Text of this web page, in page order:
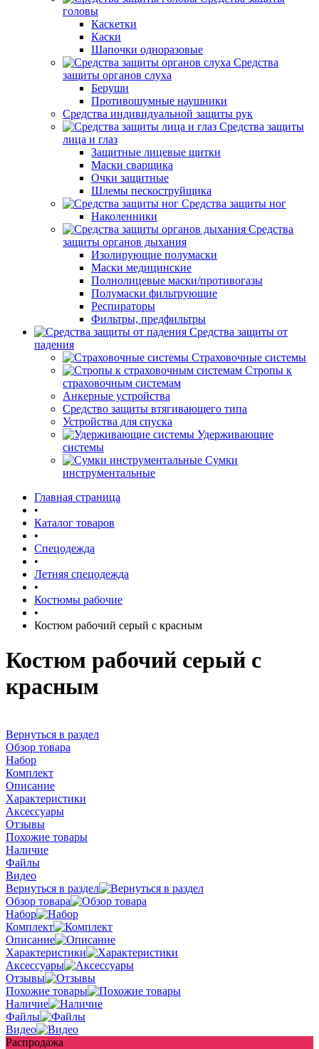
головы
Каскетки
Каски
Шапочки одноразовые
Средства
защиты органов слуха
Беруши
Противошумные наушники
Средства индивидуальной защиты рук
Средства защиты
лица и глаз
Защитные лицевые щитки
Маски сварщика
Очки защитные
Шлемы пескоструйщика
Средства защиты ног
Наколенники
Средства
защиты органов дыхания
Изолирующие полумаски
Маски медицинские
Полнолицевые маски/противогазы
Полумаски фильтрующие
Респираторы
Фильтры, предфильтры
Средства защиты от
падения
Страховочные системы
Стропы к
страховочным системам
Анкерные устройства
Средство защиты втягивающего типа
Устройства для спуска
Удерживающие
системы
Сумки
инструментальные
Главная страница
•
Каталог товаров
•
Спецодежда
•
Летняя спецодежда
•
Костюмы рабочие
•
Костюм рабочий серый с красным
Костюм рабочий серый с
красным
Вернуться в раздел
Обзор товара
Набор
Комплект
Описание
Характеристики
Аксессуары
Отзывы
Похожие товары
Наличие
Файлы
Видео
Вернуться в раздел
Обзор товара
Набор
Комплект
Описание
Характеристики
Аксессуары
Отзывы
Похожие товары
Наличие
Файлы
Видео
Распродажа